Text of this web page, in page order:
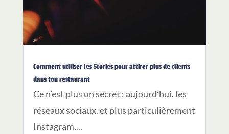
Comment utiliser les Stories pour attirer plus de clients
dans ton restaurant
Ce n’est plus un secret : aujourd’hui, les
réseaux sociaux, et plus particulièrement
Instagram,...